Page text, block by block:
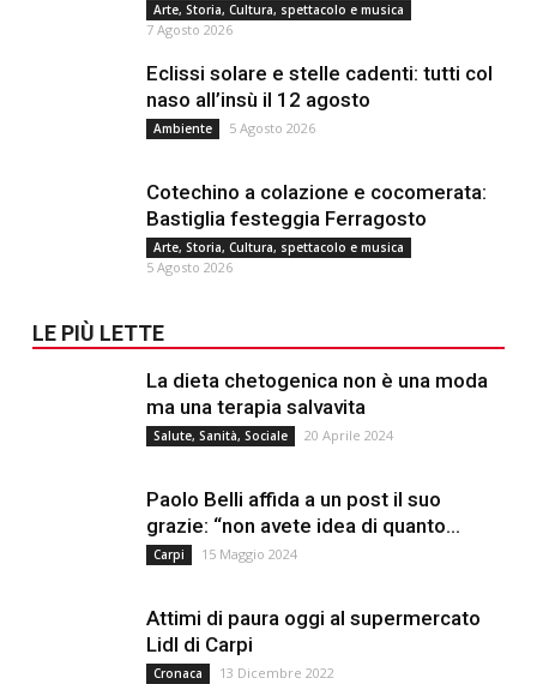
Arte, Storia, Cultura, spettacolo e musica
7 Agosto 2026
Eclissi solare e stelle cadenti: tutti col
naso all’insù il 12 agosto
Ambiente 5 Agosto 2026
Cotechino a colazione e cocomerata:
Bastiglia festeggia Ferragosto
Arte, Storia, Cultura, spettacolo e musica
5 Agosto 2026
LE PIÙ LETTE
La dieta chetogenica non è una moda
ma una terapia salvavita
Salute, Sanità, Sociale 20 Aprile 2024
Paolo Belli affida a un post il suo
grazie: “non avete idea di quanto...
Carpi 15 Maggio 2024
Attimi di paura oggi al supermercato
Lidl di Carpi
Cronaca 13 Dicembre 2022